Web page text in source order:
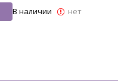
В наличии нет